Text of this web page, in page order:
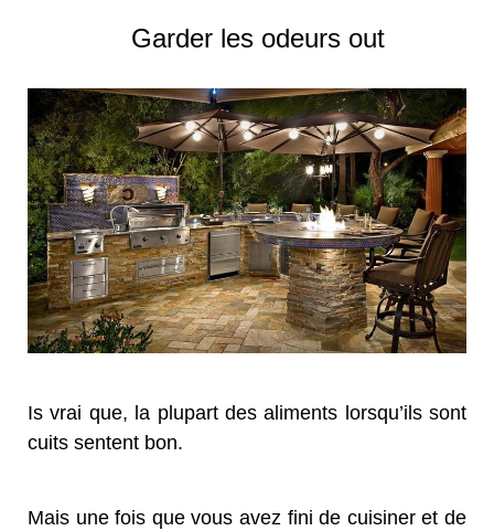
Garder les odeurs out
Is vrai que, la plupart des aliments lorsqu’ils sont
cuits sentent bon.
Mais une fois que vous avez fini de cuisiner et de